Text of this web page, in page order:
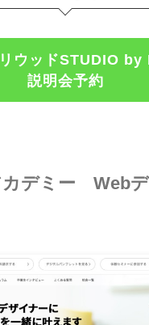
ウッドSTUDIO by
説明会予約
カデミー Web